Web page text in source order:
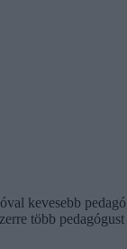
kevesebb
több pedagógust